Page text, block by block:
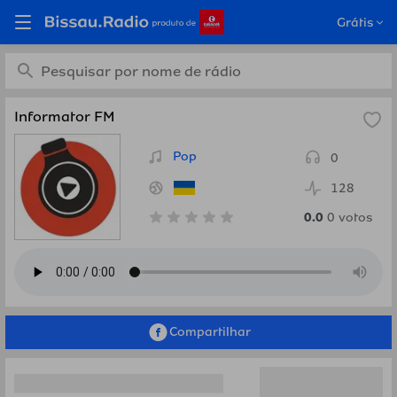
Grátis
Ouça Informator FM,
Ucrânia em Bissau.Radio
Informator FM
Pop
0
128
0.0 0 votos
Compartilhar